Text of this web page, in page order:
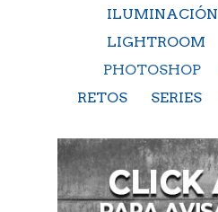
ILUMINACIÓN
LIGHTROOM
PHOTOSHOP
RETOS
SERIES